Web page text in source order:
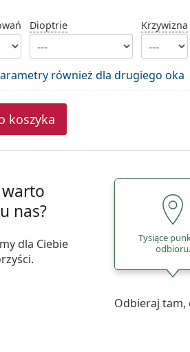
Dioptrie Krzywizna
również dla drugiego oka
koszyka
nas?
dla Ciebie
Tysiące
odbioru.
Odbieraj tam,